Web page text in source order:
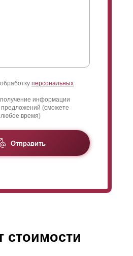
персональных
информации
(сможете
любое время)
Отправить
стоимости